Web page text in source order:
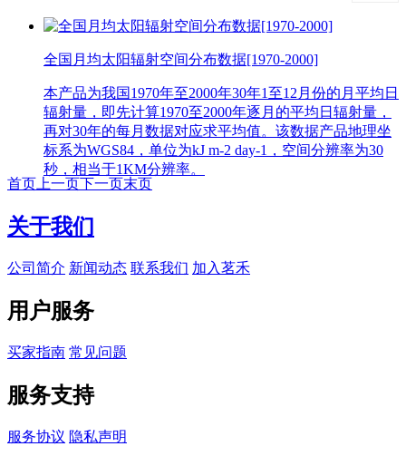
全国月均太阳辐射空间分布数据[1970-2000]
本产品为我国1970年至2000年30年1至12月份的月平均日
辐射量，即先计算1970至2000年逐月的平均日辐射量，
再对30年的每月数据对应求平均值。该数据产品地理坐
标系为WGS84，单位为kJ m-2 day-1，空间分辨率为30
秒，相当于1KM分辨率。
首页 上一页下一页末页
关于我们
公司简介 新闻动态 联系我们 加入茗禾
用户服务
买家指南 常见问题
服务支持
服务协议 隐私声明